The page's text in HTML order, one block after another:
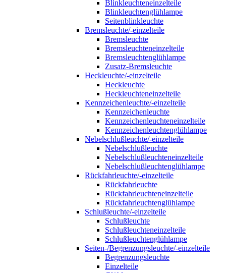
Blinkleuchteneinzelteile
Blinkleuchtenglühlampe
Seitenblinkleuchte
Bremsleuchte/-einzelteile
Bremsleuchte
Bremsleuchteneinzelteile
Bremsleuchtenglühlampe
Zusatz-Bremsleuchte
Heckleuchte/-einzelteile
Heckleuchte
Heckleuchteneinzelteile
Kennzeichenleuchte/-einzelteile
Kennzeichenleuchte
Kennzeichenleuchteneinzelteile
Kennzeichenleuchtenglühlampe
Nebelschlußleuchte/-einzelteile
Nebelschlußleuchte
Nebelschlußleuchteneinzelteile
Nebelschlußleuchtenglühlampe
Rückfahrleuchte/-einzelteile
Rückfahrleuchte
Rückfahrleuchteneinzelteile
Rückfahrleuchtenglühlampe
Schlußleuchte/-einzelteile
Schlußleuchte
Schlußleuchteneinzelteile
Schlußleuchtenglühlampe
Seiten-/Begrenzungsleuchte/-einzelteile
Begrenzungsleuchte
Einzelteile